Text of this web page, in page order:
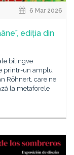
6 Mar 2026
ediția din
bilingve
printr-un amplu
Röhnert, care ne
la metaforele